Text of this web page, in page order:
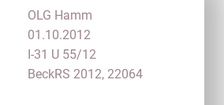
OLG Hamm
01.10.2012
I-31 U 55/12
BeckRS 2012, 22064